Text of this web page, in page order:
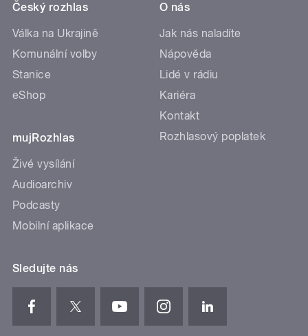
Český rozhlas
Válka na Ukrajině
Komunální volby
Stanice
eShop
mujRozhlas
Živé vysílání
Audioarchiv
Podcasty
Mobilní aplikace
O nás
Jak nás naladíte
Nápověda
Lidé v rádiu
Kariéra
Kontakt
Rozhlasový poplatek
Sledujte nás